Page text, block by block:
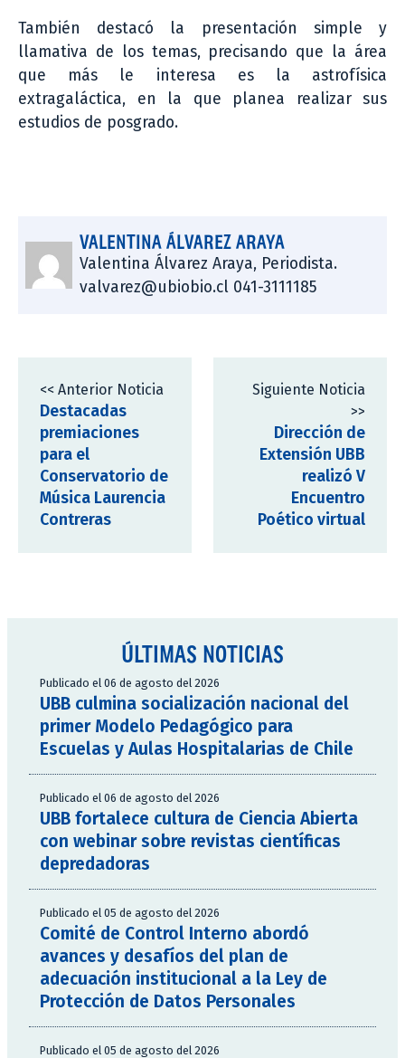
También destacó la presentación simple y
llamativa de los temas, precisando que la área
que más le interesa es la astrofísica
extragaláctica, en la que planea realizar sus
estudios de posgrado.
VALENTINA ÁLVAREZ ARAYA
Valentina Álvarez Araya, Periodista.
valvarez@ubiobio.cl 041-3111185
<< Anterior Noticia
Destacadas
premiaciones
para el
Conservatorio de
Música Laurencia
Contreras
Siguiente Noticia
>>
Dirección de
Extensión UBB
realizó V
Encuentro
Poético virtual
ÚLTIMAS NOTICIAS
Publicado el 06 de agosto del 2026
UBB culmina socialización nacional del
primer Modelo Pedagógico para
Escuelas y Aulas Hospitalarias de Chile
Publicado el 06 de agosto del 2026
UBB fortalece cultura de Ciencia Abierta
con webinar sobre revistas científicas
depredadoras
Publicado el 05 de agosto del 2026
Comité de Control Interno abordó
avances y desafíos del plan de
adecuación institucional a la Ley de
Protección de Datos Personales
Publicado el 05 de agosto del 2026